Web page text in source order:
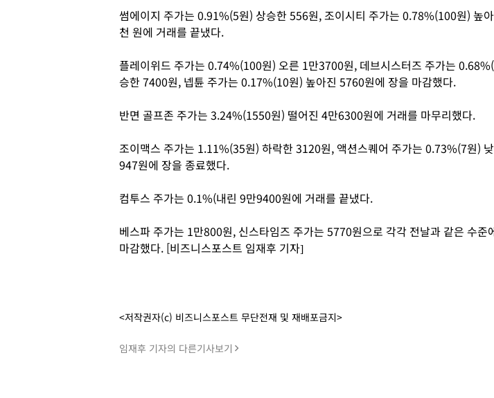
썸에이지 주가는 0.91%(5원) 상승한 556원, 조이시티 주가는 0.78%(100원) 높
천 원에 거래를 끝냈다.
플레이위드 주가는 0.74%(100원) 오른 1만3700원, 데브시스터즈 주가는
승한 7400원, 넵튠 주가는 0.17%(10원) 높아진 5760원에 장을 마감했다.
반면 골프존 주가는 3.24%(1550원) 떨어진 4만6300원에 거래를 마무리했다.
조이맥스 주가는 1.11%(35원) 하락한 3120원, 액션스퀘어 주가는 0.73%(7원)
947원에 장을 종료했다.
컴투스 주가는 0.1%(내린 9만9400원에 거래를 끝냈다.
베스파 주가는 1만800원, 신스타임즈 주가는 5770원으로 각각 전날과 같은 수준
마감했다. [비즈니스포스트 임재후 기자]
<저작권자(c) 비즈니스포스트 무단전재 및 재배포금지>
임재후 기자의 다른기사보기